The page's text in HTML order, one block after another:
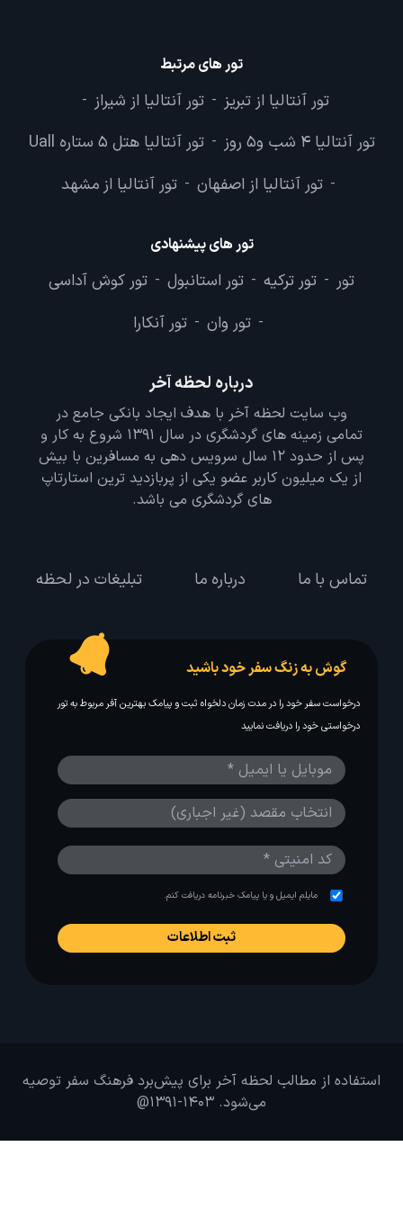
تور های مرتبط
تور آنتالیا از تبریز - تور آنتالیا از شیراز -
تور آنتالیا 4 شب و5 روز - تور آنتالیا هتل 5 ستاره Uall
- تور آنتالیا از اصفهان - تور آنتالیا از مشهد
تور های پیشنهادی
تور - تور ترکیه - تور استانبول - تور کوش آداسی
- تور وان - تور آنکارا
درباره لحظه آخر
وب سایت لحظه آخر با هدف ایجاد بانکی جامع در
تمامی زمینه های گردشگری در سال 1391 شروع به کار و
پس از حدود 12 سال سرویس دهی به مسافرین با بیش
از یک میلیون کاربر عضو یکی از پربازدید ترین استارتاپ
های گردشگری می باشد.
تماس با ما درباره ما تبلیغات در لحظه
گوش به زنگ سفر خود باشید
درخواست سفر خود را در مدت زمان دلخواه ثبت و پیامک بهترین آفر مربوط به تور
درخواستی خود را دریافت نمایید
مایلم ایمیل و یا پیامک خبرنامه دریافت کنم.
استفاده از مطالب لحظه آخر برای پیش‌برد فرهنگ سفر توصیه
می‌شود. 1403-1391@